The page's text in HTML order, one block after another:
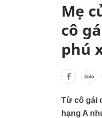
Mẹ
cô
phú
Từ cô gái
hạng A